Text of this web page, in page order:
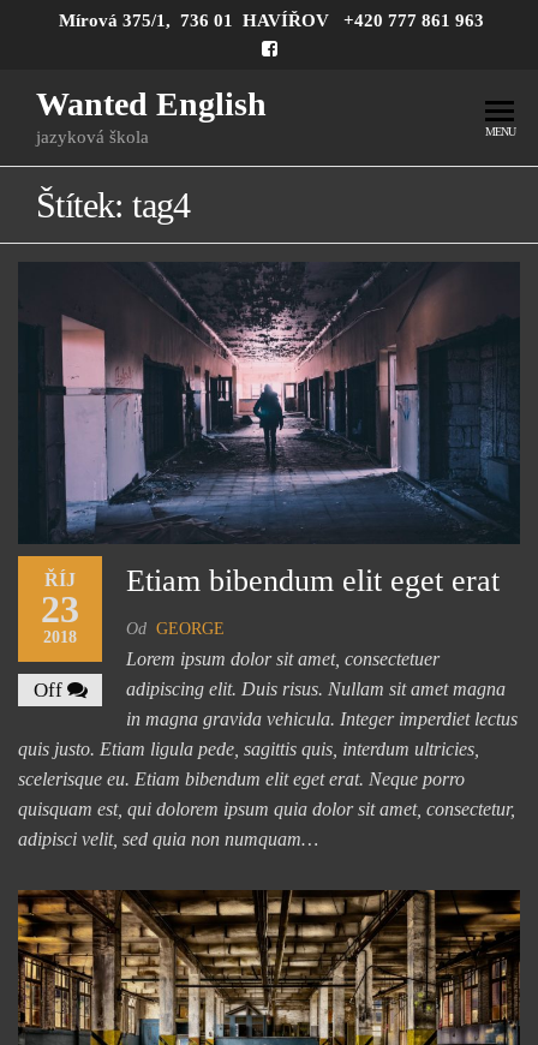
Mírová 375/1, 736 01 HAVÍŘOV +420 777 861 963
Wanted English
jazyková škola MENU
Štítek:tag4
ŘÍJ
23
2018
Off
Etiam bibendum elit eget erat
Od GEORGE
Lorem ipsum dolor sit amet, consectetuer
adipiscing elit. Duis risus. Nullam sit amet magna
in magna gravida vehicula. Integer imperdiet lectus
quis justo. Etiam ligula pede, sagittis quis, interdum ultricies,
scelerisque eu. Etiam bibendum elit eget erat. Neque porro
quisquam est, qui dolorem ipsum quia dolor sit amet, consectetur,
adipisci velit, sed quia non numquam…